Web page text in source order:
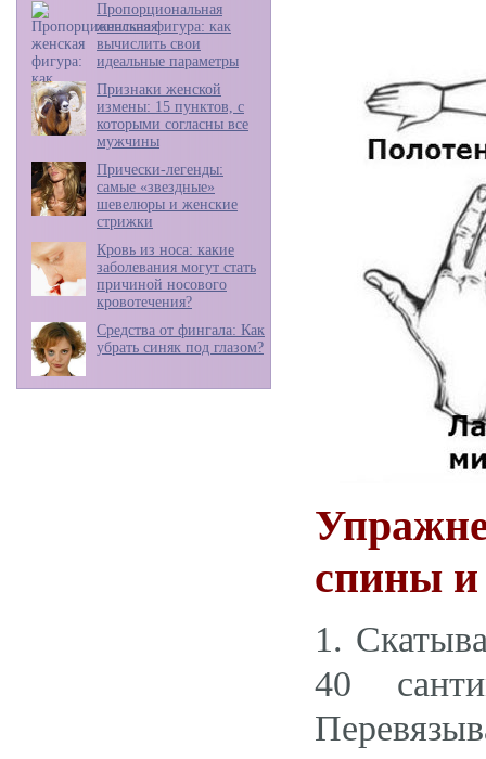
Пропорциональная
женская фигура: как
вычислить свои
идеальные параметры
Признаки женской
измены: 15 пунктов, с
которыми согласны все
мужчины
Прически-легенды:
самые «звездные»
шевелюры и женские
стрижки
Кровь из носа: какие
заболевания могут стать
причиной носового
кровотечения?
Средства от фингала: Как
убрать синяк под глазом?
спины и
1.
40